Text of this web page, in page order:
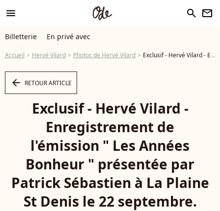
menu search newsletter
Billetterie En privé avec
Accueil Hervé Vilard Photos de Hervé Vilard Exclusif - Hervé Vilard - Enregistrement de l'émission " Les Années Bonheur " présentée par Patrick Sébastien à La Plaine St Denis le 22 septembre. - Photo
arrow_left RETOUR ARTICLE
Exclusif - Hervé Vilard -
Enregistrement de
l'émission " Les Années
Bonheur " présentée par
Patrick Sébastien à La Plaine
St Denis le 22 septembre.